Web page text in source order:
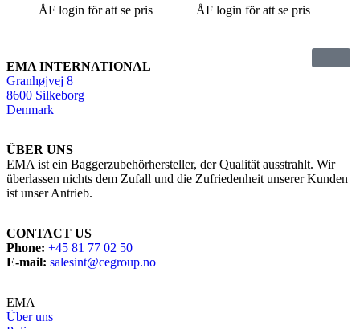
ÅF login för att se pris ÅF login för att se pris
EMA INTERNATIONAL
Granhøjvej 8
8600 Silkeborg
Denmark
ÜBER UNS
EMA ist ein Baggerzubehörhersteller, der Qualität ausstrahlt. Wir
überlassen nichts dem Zufall und die Zufriedenheit unserer Kunden
ist unser Antrieb.
CONTACT US
Phone: +45 81 77 02 50
E-mail: salesint@cegroup.no
EMA
Über uns